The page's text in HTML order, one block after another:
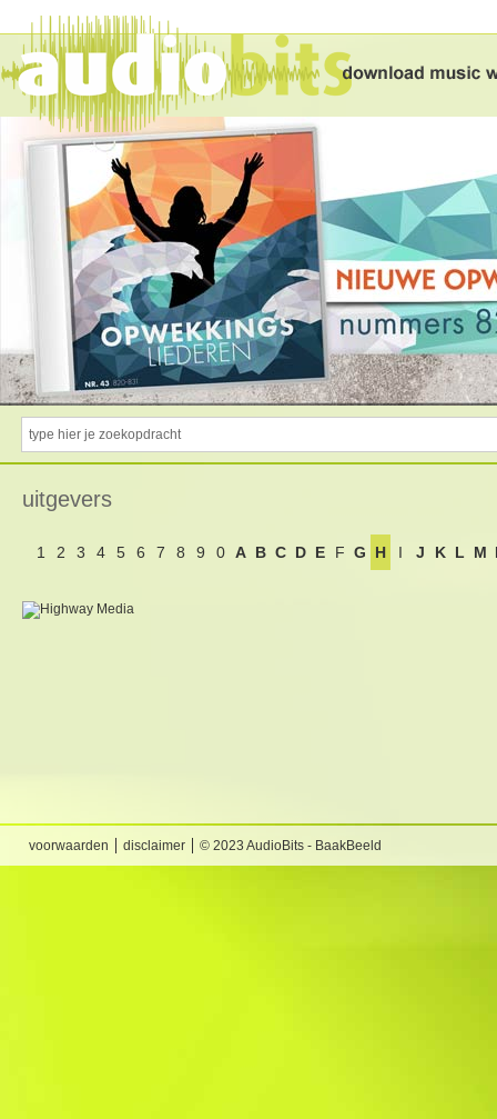
uitgevers
1 2 3 4 5 6 7 8 9 0 A B C D E F G H I J K L M
voorwaarden disclaimer © 2023 AudioBits - BaakBeeld